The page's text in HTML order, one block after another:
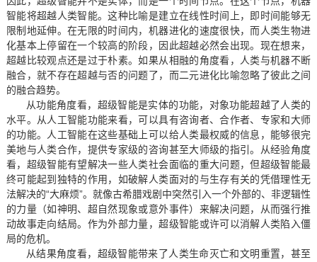
智能将超越人类智能。这种比喻是建立在线性时间上，即时间能够无
限制地延伸。在无限的时间内，机器进化的速度很快，而人类生物进
化基本上停留在一个较高的阶段，因此超越必然会出现。现在想来，
超越比较观点还是过于朴素。如果从相融的角度看，人类与机器不断
融合，就不存在超越与否的问题了，而二元进化比喻忽略了彼此之间
的融合趋势。
从功能角度看，超级智能是实体的功能，对象功能超越了人类的
水平。从人工智能功能来看，可以具有咨询者、合作者、专家和大师
的功能。人工智能在这些基础上可以给人类最权威的信息，能够很完
美地与人类合作，提供专家级的咨询甚至大师级的指引。从经验角度
看，超级智能有望解决一些人类社会面临的重大问题，但超级智能最
终可能起到独特的作用，如破解人类面对的与生存有关的凭借理性无
法解决的“大麻烦”。就像古希腊戏剧中突然引入一个外部的、非逻辑性
的力量（如神明、超自然现象或意外事件）来解决问题，从而强行推
动故事走向结局。作为外部力量，超级智能或许可以消解人类陷入僵
局的危机。
从结果角度看，超级智能带来了人类生命灭亡和文明重置，甚至